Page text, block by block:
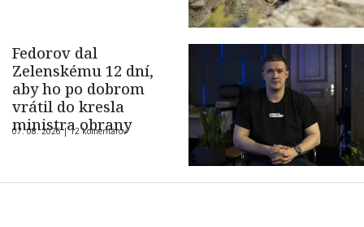
Fedorov dal
Zelenskému 12 dní,
aby ho po dobrom
vrátil do kresla
ministra obrany
07. 08. 2026 |12 komentárov